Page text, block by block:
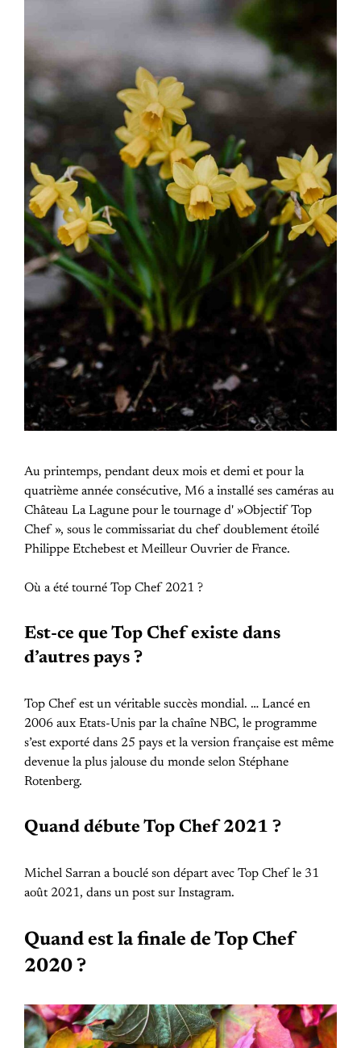
Au printemps, pendant deux mois et demi et pour la
quatrième année consécutive, M6 a installé ses caméras au
Château La Lagune pour le tournage d' »Objectif Top
Chef », sous le commissariat du chef doublement étoilé
Philippe Etchebest et Meilleur Ouvrier de France.
Où a été tourné Top Chef 2021 ?
Est-ce que Top Chef existe dans
d’autres pays ?
Top Chef est un véritable succès mondial. … Lancé en
2006 aux Etats-Unis par la chaîne NBC, le programme
s’est exporté dans 25 pays et la version française est même
devenue la plus jalouse du monde selon Stéphane
Rotenberg.
Quand débute Top Chef 2021 ?
Michel Sarran a bouclé son départ avec Top Chef le 31
août 2021, dans un post sur Instagram.
Quand est la finale de Top Chef
2020 ?